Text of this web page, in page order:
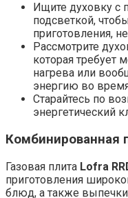
Ищите духовку с
подсветкой,
приготовления,
Рассмотрите
которая требует
нагрева или
энергию во
Старайтесь по
энергетический
Комбинированная
Газовая плита Lofra
приготовления
блюд, а также